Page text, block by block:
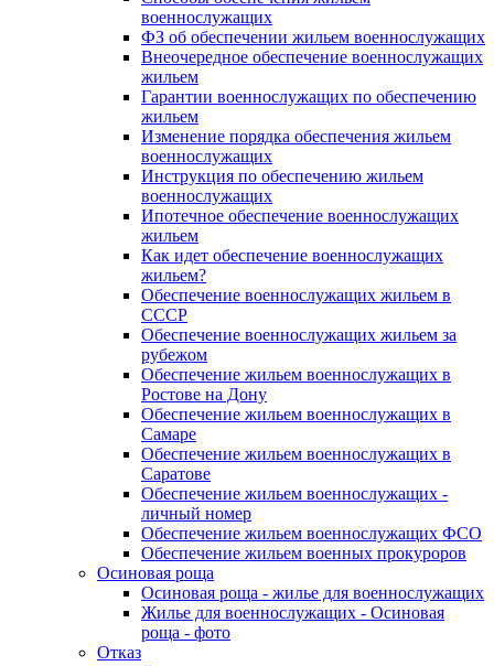
военнослужащих
ФЗ об обеспечении жильем военнослужащих
Внеочередное обеспечение военнослужащих
жильем
Гарантии военнослужащих по обеспечению
жильем
Изменение порядка обеспечения жильем
военнослужащих
Инструкция по обеспечению жильем
военнослужащих
Ипотечное обеспечение военнослужащих
жильем
Как идет обеспечение военнослужащих
жильем?
Обеспечение военнослужащих жильем в
СССР
Обеспечение военнослужащих жильем за
рубежом
Обеспечение жильем военнослужащих в
Ростове на Дону
Обеспечение жильем военнослужащих в
Самаре
Обеспечение жильем военнослужащих в
Саратове
Обеспечение жильем военнослужащих -
личный номер
Обеспечение жильем военнослужащих ФСО
Обеспечение жильем военных прокуроров
Осиновая роща
Осиновая роща - жилье для военнослужащих
Жилье для военнослужащих - Осиновая
роща - фото
Отказ